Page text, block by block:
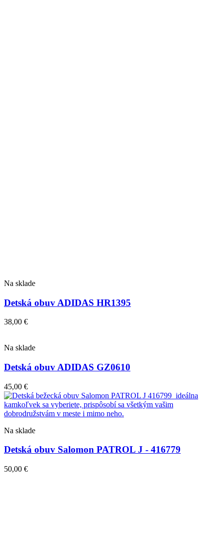
Na sklade
Detská obuv ADIDAS HR1395
38,00 €
Na sklade
Detská obuv ADIDAS GZ0610
45,00 €
Na sklade
Detská obuv Salomon PATROL J - 416779
50,00 €